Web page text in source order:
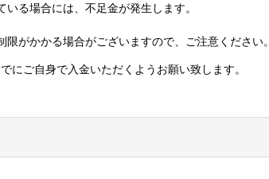
る場合には、不足金が発生します。
がかかる場合がございますので、ご注意ください。
にご自身で入金いただくようお願い致します。